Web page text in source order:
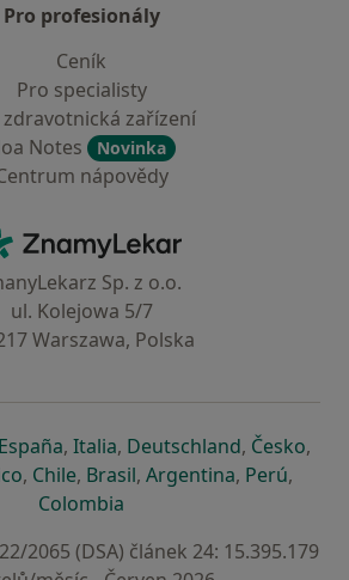
Pro profesionály
Ceník
Pro specialisty
zdravotnická zařízení
Notes
Novinka
nápovědy
ZnamyLekar - Hlavní stránka
Sp. z o.o.
ul. Kolejowa 5/7
Warszawa, Polska
nové záložce
otevře v nové záložce
Españase otevře v nové záložce
, Italiase otevře v nové záložce
, Deutschlandse otevře v
, Českose
,
v nové záložce
se otevře v nové záložce
, Chilese otevře v nové záložce
, Brasilse otevře v nové
, Argentinase otevře v
, Perúse
,
Colombia
2065 (DSA) článek 24: 15.395.179